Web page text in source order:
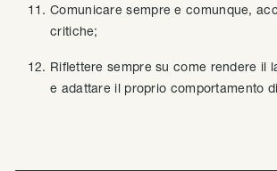
Comunicare sempre e comunque,
critiche;
Riflettere sempre su come rendere il
e adattare il proprio comportamento